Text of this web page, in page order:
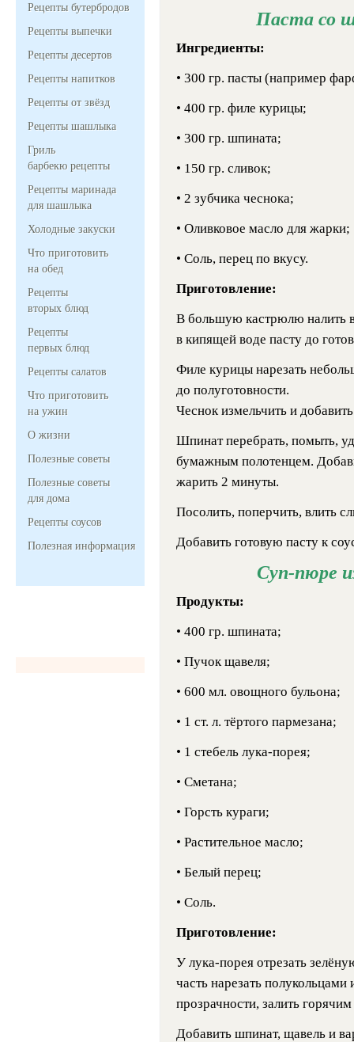
Рецепты бутербродов
Рецепты выпечки
Рецепты десертов
Рецепты напитков
Рецепты от звёзд
Рецепты шашлыка
Гриль
барбекю рецепты
Рецепты маринада
для шашлыка
Холодные закуски
Что приготовить
на обед
Рецепты
вторых блюд
Рецепты
первых блюд
Рецепты салатов
Что приготовить
на ужин
О жизни
Полезные советы
Полезные советы
для дома
Рецепты соусов
Полезная информация
Паста со
Ингредиенты:
• 300 гр. пасты (например
• 400 гр. филе курицы;
• 300 гр. шпината;
• 150 гр. сливок;
• 2 зубчика чеснока;
• Оливковое масло для жарки;
• Соль, перец по вкусу.
Приготовление:
В большую кастрюлю налить
в кипящей воде пасту до
Филе курицы нарезать
до полуготовности.
Чеснок измельчить и
Шпинат перебрать, помыть,
бумажным полотенцем.
жарить 2 минуты.
Посолить, поперчить, влить
Добавить готовую пасту к
Суп-пюре
Продукты:
• 400 гр. шпината;
• Пучок щавеля;
• 600 мл. овощного бульона;
• 1 ст. л. тёртого пармезана;
• 1 стебель лука-порея;
• Сметана;
• Горсть кураги;
• Растительное масло;
• Белый перец;
• Соль.
Приготовление:
У лука-порея отрезать
часть нарезать
прозрачности, залить
Добавить шпинат, щавель и